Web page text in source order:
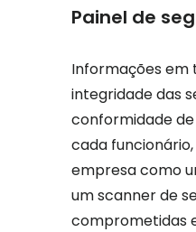
Painel de
Informações em
integridade das
conformidade
cada
empresa como
um scanner de
comprometidas